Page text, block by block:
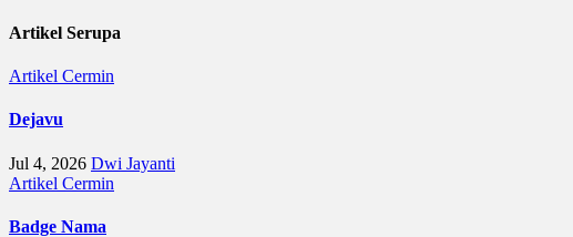
Artikel Serupa
Artikel Cermin
Dejavu
Jul 4, 2026 Dwi Jayanti
Artikel Cermin
Badge Nama